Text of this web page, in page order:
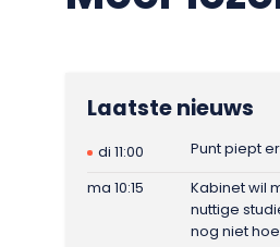
Laatste nieuws
di 11:00
Punt piept
ma 10:15
Kabinet wil
nuttige
nog niet hoe